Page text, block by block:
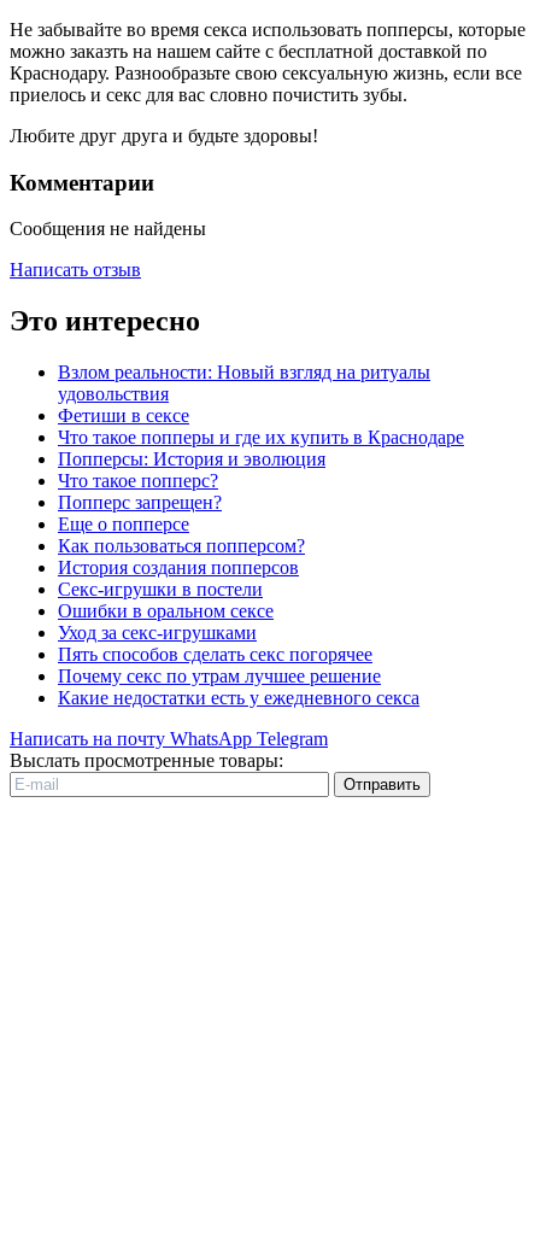
Не забывайте во время секса использовать попперсы, которые
можно заказть на нашем сайте с бесплатной доставкой по
Краснодару. Разнообразьте свою сексуальную жизнь, если все
приелось и секс для вас словно почистить зубы.
Любите друг друга и будьте здоровы!
Комментарии
Сообщения не найдены
Написать отзыв
Это интересно
Взлом реальности: Новый взгляд на ритуалы
удовольствия
Фетиши в сексе
Что такое попперы и где их купить в Краснодаре
Попперсы: История и эволюция
Что такое попперс?
Попперс запрещен?
Еще о попперсе
Как пользоваться попперсом?
История создания попперсов
Секс-игрушки в постели
Ошибки в оральном сексе
Уход за секс-игрушками
Пять способов сделать секс погорячее
Почему секс по утрам лучшее решение
Какие недостатки есть у ежедневного секса
Написать на почту WhatsApp Telegram
Выслать просмотренные товары:
Отправить